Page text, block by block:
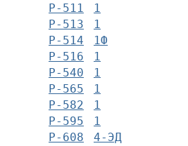
Р-511
1
Р-513
1
Р-514
1Ф
Р-516
1
Р-540
1
Р-565
1
Р-582
1
Р-595
1
Р-608
4-ЭД